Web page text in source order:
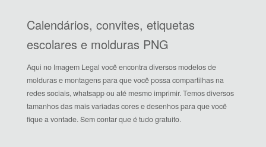
Calendários, convites, etiquetas
escolares e molduras PNG
Aqui no Imagem Legal você encontra diversos modelos de
molduras e montagens para que você possa compartilhas na
redes sociais, whatsapp ou até mesmo imprimir. Temos diversos
tamanhos das mais variadas cores e desenhos para que você
fique a vontade. Sem contar que é tudo gratuito.